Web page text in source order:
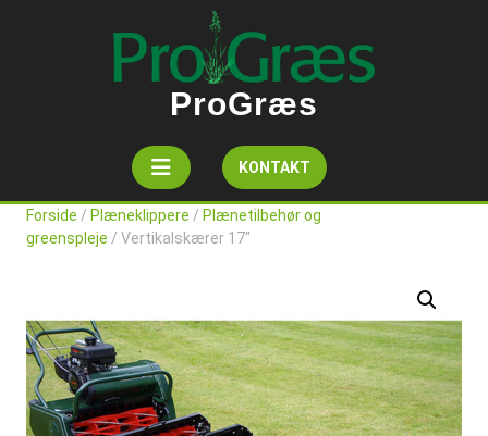
ProGræs
Open
Button
KONTAKTGet
A
Quote
Forside / Plæneklippere / Plænetilbehør og
greenspleje / Vertikalskærer 17″